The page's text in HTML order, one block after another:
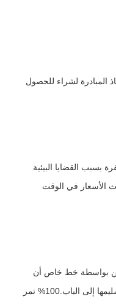
قد تكون أسعار بعض المواد الخام غير مستقرة بسبب القضايا البيئية
وقضايا إغلاق المصانع. لذلك نحتاج إلى تحديث الأسعار في الوقت
مجانا من التخليص الجمركي!!!سنقوم بشحن بواسطة خط خاص أن
شركة الشحن تفعل التخليص الجمركي وتسليمها إلى الباب.100% تمر